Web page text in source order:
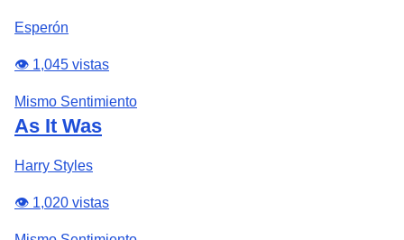
Esperón
👁️ 1,045 vistas
Mismo Sentimiento
As It Was
Harry Styles
👁️ 1,020 vistas